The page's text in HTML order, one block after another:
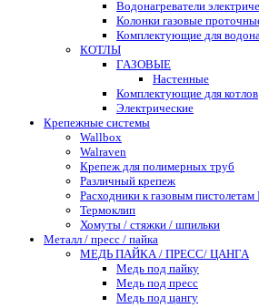
Водонагреватели
Колонки газовые
Комплектующие для
КОТЛЫ
ГАЗОВЫЕ
Настенные
Комплектующие для котлов
Электрические
Крепежные системы
Wallbox
Walraven
Крепеж для полимерных труб
Различный крепеж
Расходники к газовым пистолетам
Термоклип
Хомуты / стяжки / шпильки
Металл / пресс / пайка
МЕДЬ ПАЙКА / ПРЕСС/ ЦАНГА
Медь под пайку
Медь под пресс
Медь под цангу